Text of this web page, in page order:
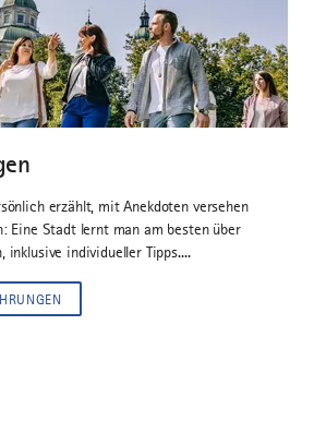
erzählt, mit Anekdoten versehen
Eine Stadt lernt man am besten über
inklusive individueller Tipps....